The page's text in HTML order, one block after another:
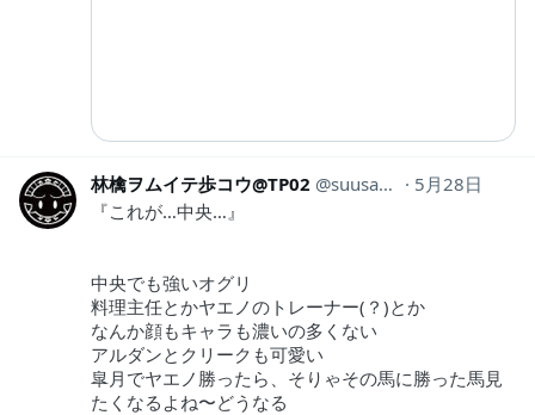
林檎ヲムイテ歩コウ@TP02 suusan63253175
5月28日
『これが…中央…』
中央でも強いオグリ
料理主任とかヤエノのトレーナー(？)とか
なんか顔もキャラも濃いの多くない
アルダンとクリークも可愛い
皐月でヤエノ勝ったら、そりゃその馬に勝った馬見
たくなるよね〜どうなる